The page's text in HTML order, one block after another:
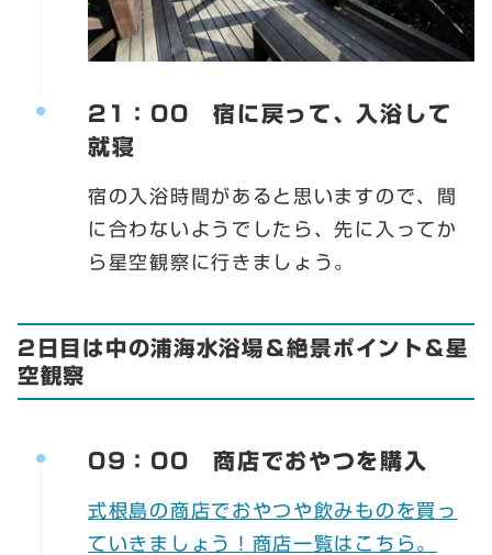
21：00 宿に戻って、入浴して
就寝
宿の入浴時間があると思いますので、間
に合わないようでしたら、先に入ってか
ら星空観察に行きましょう。
2日目は中の浦海水浴場＆絶景ポイント＆星
空観察
09：00 商店でおやつを購入
式根島の商店でおやつや飲みものを買っ
ていきましょう！商店一覧はこちら。